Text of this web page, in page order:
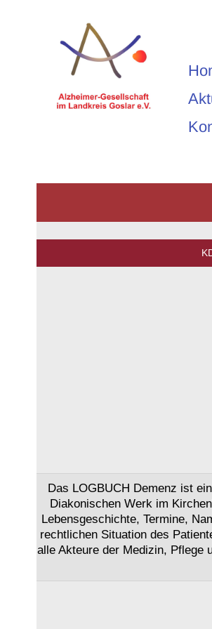
Das LOGBUCH Demenz ist
Diakonischen Werk im
Lebensgeschichte, Termine,
rechtlichen Situation des
alle Akteure der Medizin, Pflege